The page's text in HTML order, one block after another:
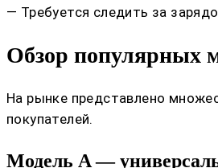
— Требуется следить за
Обзор популярных
На рынке представлено
покупателей.
Модель A —